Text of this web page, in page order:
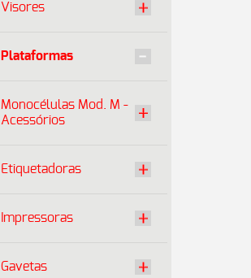
Visores
Plataformas
Monocélulas Mod. M -
Acessórios
Etiquetadoras
Impressoras
Gavetas